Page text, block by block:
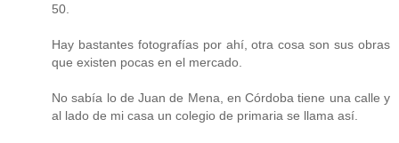
50.
Hay bastantes fotografías por ahí, otra cosa son sus obras
que existen pocas en el mercado.
No sabía lo de Juan de Mena, en Córdoba tiene una calle y
al lado de mi casa un colegio de primaria se llama así.